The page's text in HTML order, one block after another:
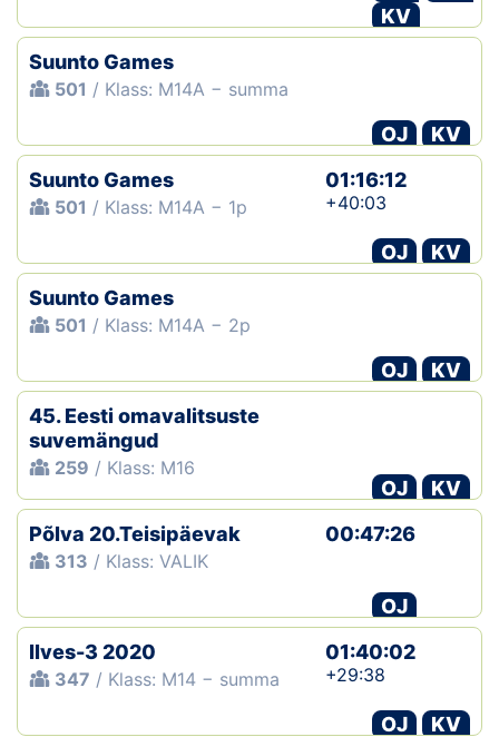
KV
Suunto Games
501 / Klass: M14A − summa
OJ
KV
Suunto Games
501 / Klass: M14A − 1p
01:16:12
+40:03
OJ
KV
Suunto Games
501 / Klass: M14A − 2p
OJ
KV
45. Eesti omavalitsuste
suvemängud
259 / Klass: M16
OJ
KV
Põlva 20.Teisipäevak
313 / Klass: VALIK
00:47:26
OJ
Ilves-3 2020
347 / Klass: M14 − summa
01:40:02
+29:38
OJ
KV